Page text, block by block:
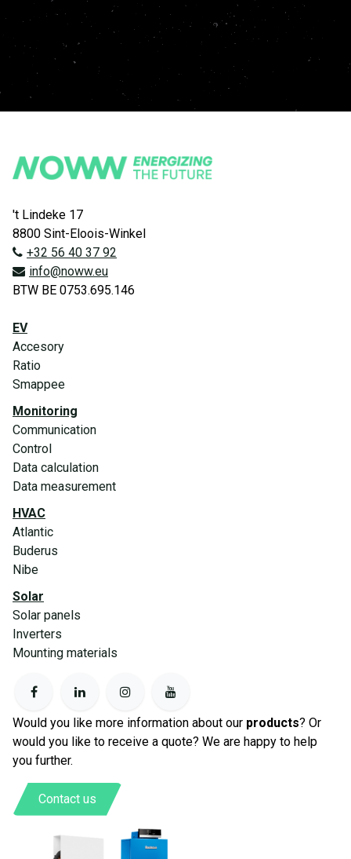
't Lindeke 17
8800 Sint-Eloois-Winkel
+32 56 40 37 92
info@noww.eu
BTW BE 0753.695.146
EV
Accesory
Ratio
Smappee
Monitoring
Communication
Control
Data calculation
Data measurement
HVAC
Atlantic
Buderus
Nibe
Solar
Solar panels
Inverters
Mounting materials
Would you like more information about our products? Or
would you like to receive a quote? We are happy to help
you further.
Contact us